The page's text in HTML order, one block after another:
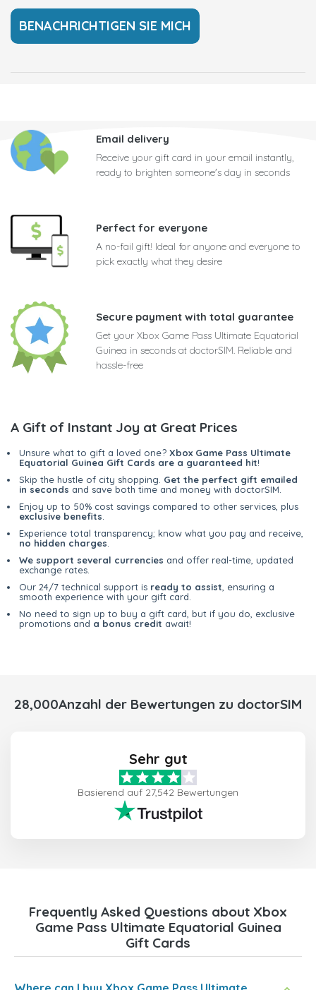
Email delivery
Receive your gift card in your email instantly,
ready to brighten someone's day in seconds
Perfect for everyone
A no-fail gift! Ideal for anyone and everyone to
pick exactly what they desire
Secure payment with total guarantee
Get your Xbox Game Pass Ultimate Equatorial
Guinea in seconds at doctorSIM. Reliable and
hassle-free
A Gift of Instant Joy at Great Prices
Unsure what to gift a loved one? Xbox Game Pass Ultimate
Equatorial Guinea Gift Cards are a guaranteed hit!
Skip the hustle of city shopping. Get the perfect gift emailed
in seconds and save both time and money with doctorSIM.
Enjoy up to 50% cost savings compared to other services, plus
exclusive benefits
Experience total transparency; know what you pay and receive,
no hidden charges
We support several currencies and offer real-time, updated
exchange rates.
Our 24/7 technical support is ready to assist , ensuring a
smooth experience with your gift card.
No need to sign up to buy a gift card, but if you do, exclusive
promotions and a bonus credit await!
28,000Anzahl der Bewertungen zu doctorSIM
Sehr gut
Basierend auf 27,542 Bewertungen
Frequently Asked Questions about Xbox
Game Pass Ultimate Equatorial Guinea
Gift Cards